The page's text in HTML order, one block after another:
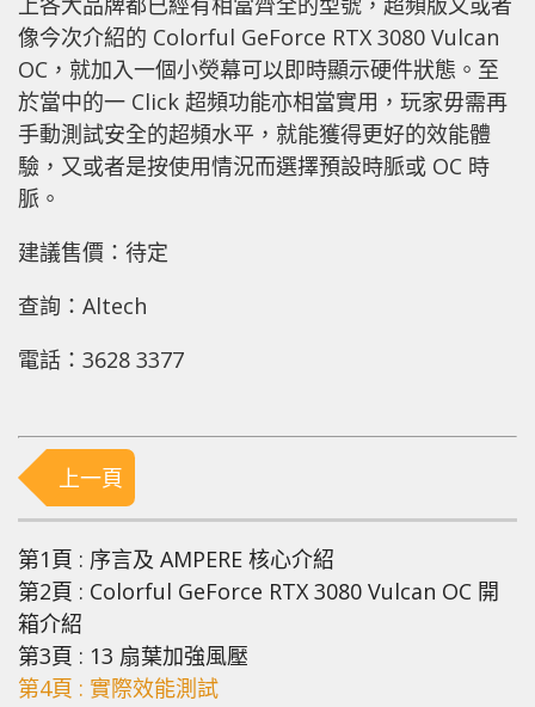
像今次介紹的 Colorful GeForce RTX 3080 Vulcan
OC，就加入一個小熒幕可以即時顯示硬件狀態。至
於當中的一 Click 超頻功能亦相當實用，玩家毋需再
手動測試安全的超頻水平，就能獲得更好的效能體
驗，又或者是按使用情況而選擇預設時脈或 OC 時
脈。
建議售價：待定
查詢：Altech
電話：3628 3377
上一頁
第1頁 : 序言及 AMPERE 核心介紹
第2頁 : Colorful GeForce RTX 3080 Vulcan OC 開
箱介紹
第3頁 : 13 扇葉加強風壓
第4頁 : 實際效能測試